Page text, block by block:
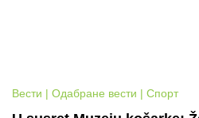
Вести | Одабране вести | Спорт